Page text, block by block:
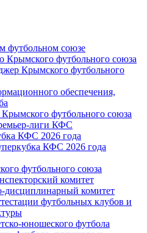
футбольном союзе
Крымского футбольного союза
Крымского футбольного
обеспечения,
футбольного союза
лиги КФС
КФС 2026 года
КФС 2026 года
футбольного союза
комитет
дисциплинарный комитет
футбольных клубов и
юношеского футбола